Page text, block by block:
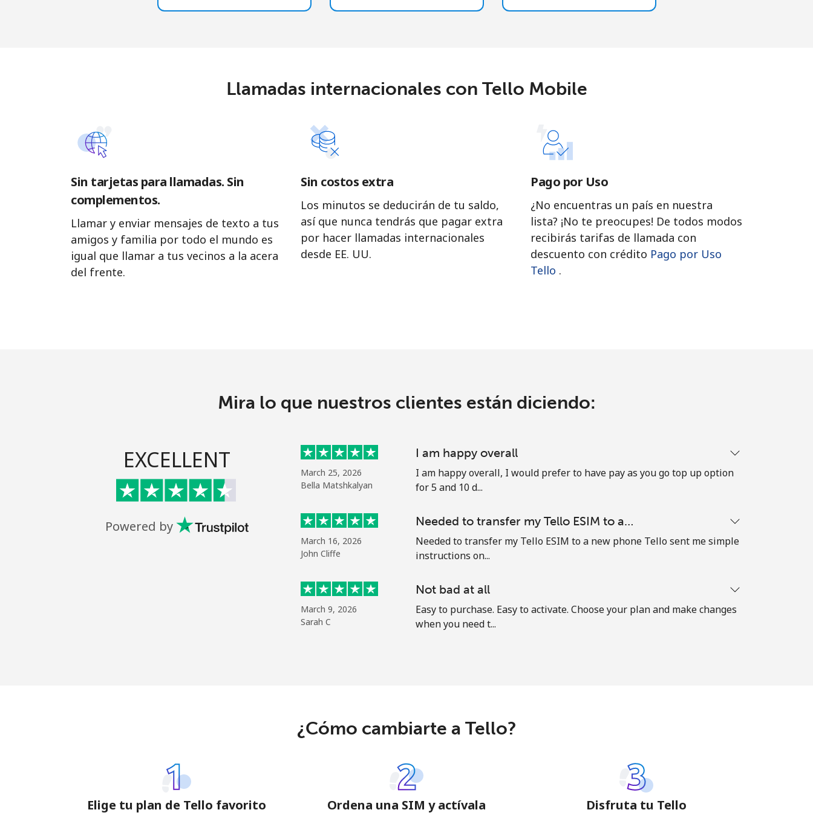
Al abrir una cuenta en este sitio web, estoy de
o
Llamadas internacionales con Tello Mobile
Sin tarjetas para llamadas. Sin
complementos.
Llamar y enviar mensajes de texto a tus
amigos y familia por todo el mundo es
igual que llamar a tus vecinos a la acera
del frente.
Sin costos extra
Los minutos se deducirán de tu saldo,
así que nunca tendrás que pagar extra
por hacer llamadas internacionales
desde EE. UU.
Pago por Uso
¿No encuentras un país en nuestra
lista? ¡No te preocupes! De todos modos
recibirás tarifas de llamada con
descuento con crédito Pago por Uso
Tello .
Mira lo que nuestros clientes están diciendo:
EXCELLENT
Powered by
March 25, 2026
Bella Matshkalyan
I am happy overall
I am happy overall, I would prefer to have pay as you go top up option
for 5 and 10 d...
March 16, 2026
John Cliffe
Needed to transfer my Tello ESIM to a…
Needed to transfer my Tello ESIM to a new phone Tello sent me simple
instructions on...
March 9, 2026
Sarah C
Not bad at all
Easy to purchase. Easy to activate. Choose your plan and make changes
when you need t...
¿Cómo cambiarte a Tello?
Elige tu plan de Tello favorito Ordena una SIM y actívala Disfruta tu Tello